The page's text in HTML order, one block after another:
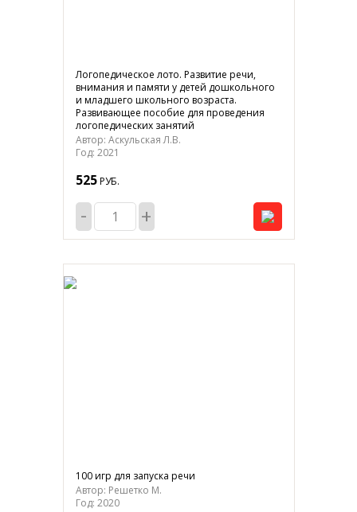
Логопедическое лото. Развитие речи,
внимания и памяти у детей дошкольного
и младшего школьного возраста.
Развивающее пособие для проведения
логопедических занятий
Автор: Аскульская Л.В.
Год: 2021
525РУБ.
- +
100 игр для запуска речи
Автор: Решетко М.
Год: 2020